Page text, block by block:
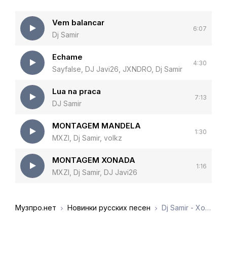
Vem balancar
Dj Samir
6:07
Echame
Sayfalse, DJ Javi26, JXNDRO, Dj Samir
4:30
Lua na praca
DJ Samir
7:13
MONTAGEM MANDELA
MXZI, Dj Samir, volkz
1:30
MONTAGEM XONADA
MXZI, Dj Samir, DJ Javi26
1:16
Музпро.нет Новинки русских песен Dj Samir - Xonada funk